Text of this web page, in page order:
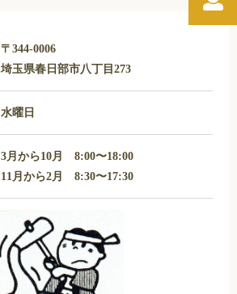
〒344-0006
埼玉県春日部市八丁目273
水曜日
3月から10月 8:00〜18:00
11月から2月 8:30〜17:30